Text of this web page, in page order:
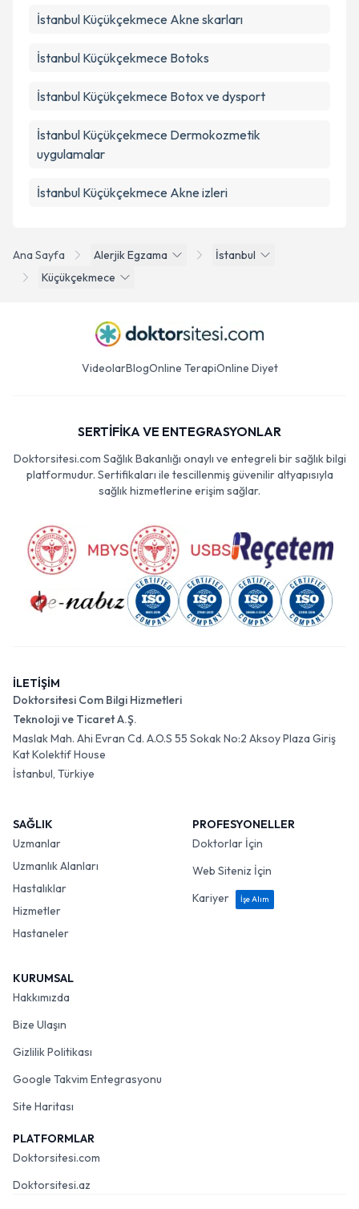
Ana Sayfa Alerjik Egzama
İstanbul
Küçükçekmece
İstanbul Küçükçekmece Akne skarları
İstanbul Küçükçekmece Botoks
İstanbul Küçükçekmece Botox ve dysport
İstanbul Küçükçekmece Dermokozmetik
uygulamalar
İstanbul Küçükçekmece Akne izleri
VideolarBlogOnline TerapiOnline Diyet
SERTİFİKA VE ENTEGRASYONLAR
Doktorsitesi.com Sağlık Bakanlığı onaylı ve entegreli bir sağlık bilgi
platformudur. Sertifikaları ile tescillenmiş güvenilir altyapısıyla
sağlık hizmetlerine erişim sağlar.
İLETİŞİM
Doktorsitesi Com Bilgi Hizmetleri
Teknoloji ve Ticaret A.Ş.
Maslak Mah. Ahi Evran Cd. A.O.S 55 Sokak No:2 Aksoy Plaza Giriş
Kat Kolektif House
İstanbul, Türkiye
SAĞLIK
Uzmanlar
Uzmanlık Alanları
Hastalıklar
Hizmetler
Hastaneler
PROFESYONELLER
Doktorlar İçin
Web Siteniz İçin
Kariyer
İşe Alım
KURUMSAL
Hakkımızda
Bize Ulaşın
Gizlilik Politikası
Google Takvim Entegrasyonu
Site Haritası
PLATFORMLAR
Doktorsitesi.com
Doktorsitesi.az